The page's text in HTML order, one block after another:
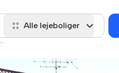
Alle lejeboliger